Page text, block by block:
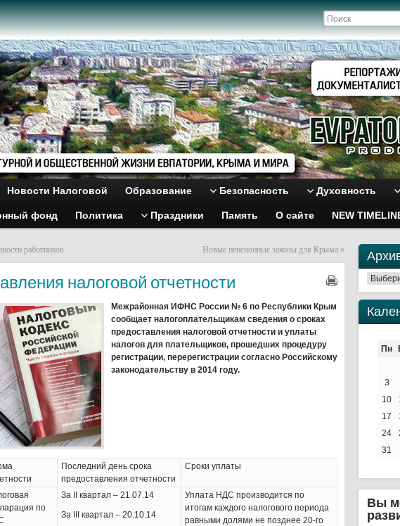
Новости Налоговой Образование Безопасность Духовность
фонд Политика Праздники Память О сайте NEW
работников Новые пенсионные законы для Крыма »
налоговой отчетности
Межрайонная ИФНС России № 6 по Республики Крым
сообщает налогоплательщикам сведения о сроках
предоставления налоговой отчетности и уплаты
налогов для плательщиков, прошедших процедуру
регистрации, перерегистрации согласно Российскому
законодательству в 2014 году.
Последний день срока
предоставления отчетности
Сроки уплаты
по
За ІІ квартал – 21.07.14
За ІІІ квартал – 20.10.14
Уплата НДС производится по
итогам каждого налогового периода
равными долями не позднее 20-го
Архивы
Пн
3
10
17
24
31
Вы